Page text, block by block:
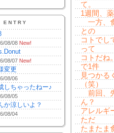
ENTRY
08/08 New!
08/07 New!
変更
08/06
しちゃったねー♪
08/05
か涼しいよ？
08/04
て。
1週間、
一方、
との
コトでし
って
コトだね
で1件
見つかる
（笑）
前回、
ん？
アレルギ
ただ
たまたま